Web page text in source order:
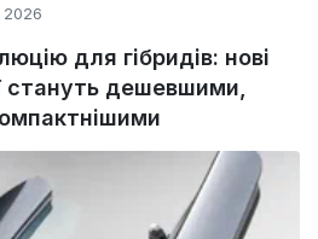
2026
для гібридів: нові
стануть дешевшими,